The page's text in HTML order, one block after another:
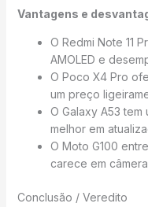
Vantagens e
O Redmi Note 11
AMOLED e
O Poco X4 Pro
um preço
O Galaxy A53 tem
melhor em
O Moto G100
carece em
Conclusão / Veredito